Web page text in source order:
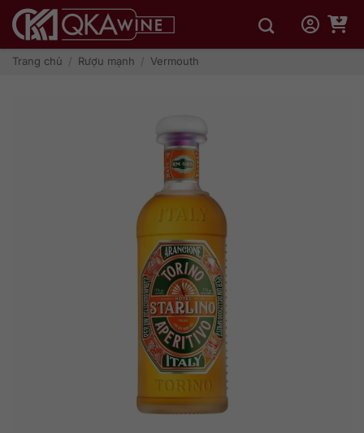
qua
dungTrang chủ / Rượu mạnh / Vermouth